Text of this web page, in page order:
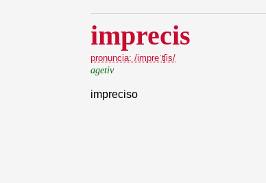
imprecis
pronuncia: /impreˈʧis/
agetiv
impreciso